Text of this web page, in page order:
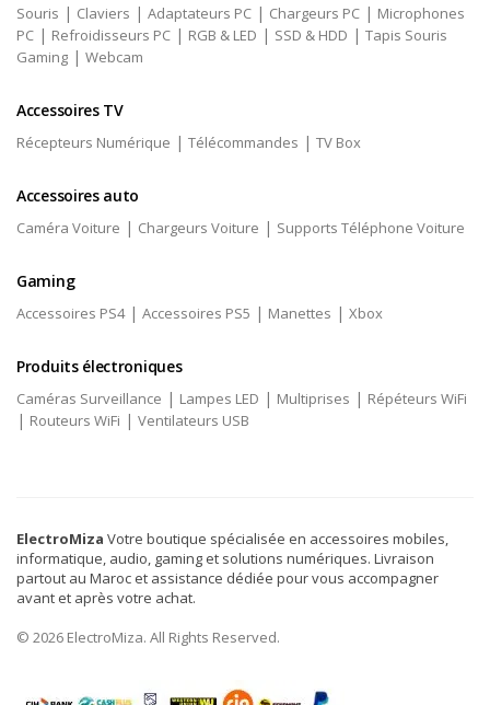
Souris | Claviers | Adaptateurs PC | Chargeurs PC | Microphones
PC | Refroidisseurs PC | RGB & LED | SSD & HDD | Tapis Souris
Gaming | Webcam
Accessoires TV
Récepteurs Numérique | Télécommandes | TV Box
Accessoires auto
Caméra Voiture | Chargeurs Voiture | Supports Téléphone Voiture
Gaming
Accessoires PS4| Accessoires PS5 | Manettes | Xbox
Produits électroniques
Caméras Surveillance | Lampes LED | Multiprises | Répéteurs WiFi
| Routeurs WiFi | Ventilateurs USB
ElectroMiza Votre boutique spécialisée en accessoires mobiles,
informatique, audio, gaming et solutions numériques. Livraison
partout au Maroc et assistance dédiée pour vous accompagner
avant et après votre achat.
© 2026 ElectroMiza. All Rights Reserved.